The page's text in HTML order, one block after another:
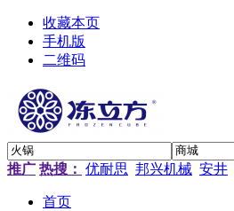
收藏本页
手机版
二维码
推广 热搜： 优耐思 邦兴机械 安井
首页